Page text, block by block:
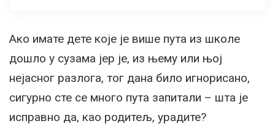
Ако имате дете које је више пута из школе
дошло у сузама јер је, из њему или њој
нејасног разлога, тог дана било игнорисано,
сигурно сте се много пута запитали – шта је
исправно да, као родитељ, урадите?